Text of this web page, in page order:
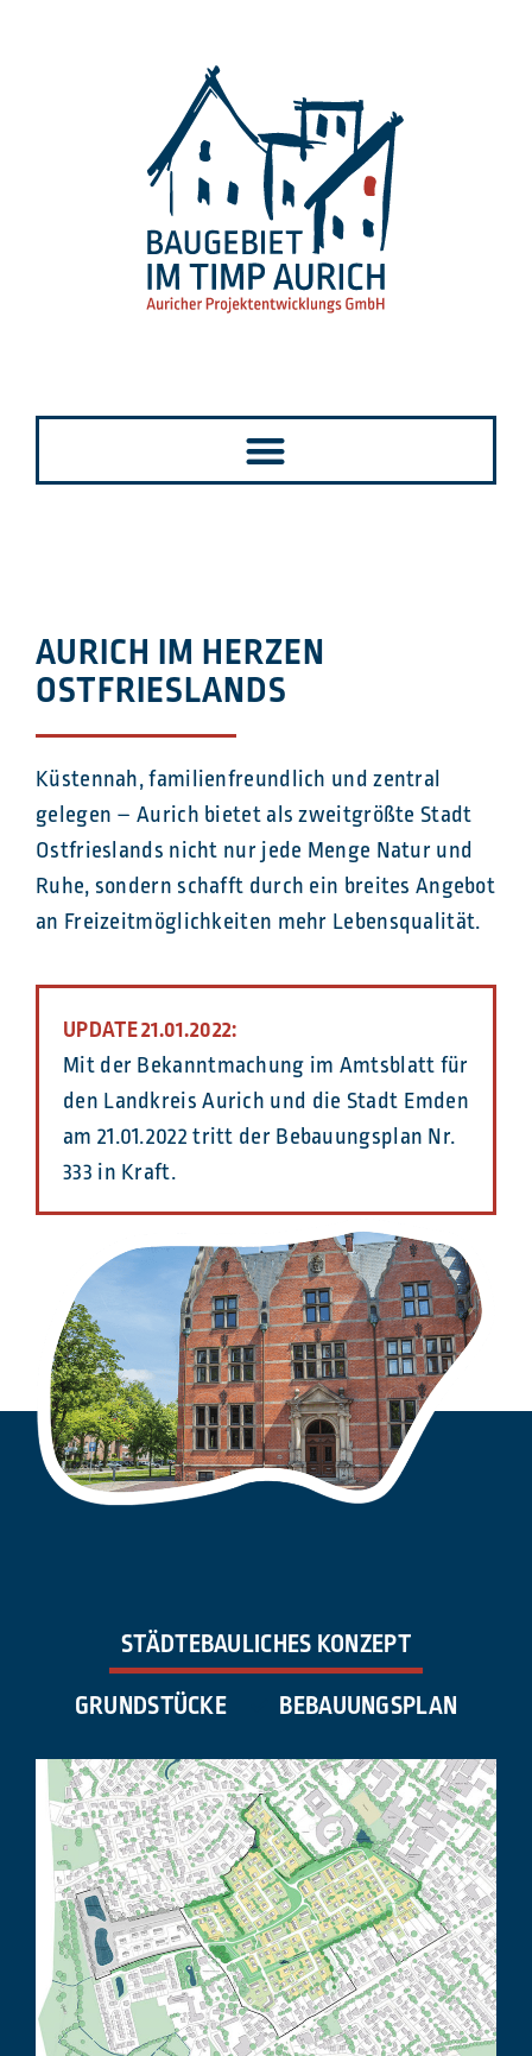
AURICH IM HERZEN
OSTFRIESLANDS
Küstennah, familienfreundlich und zentral
gelegen – Aurich bietet als zweitgrößte Stadt
Ostfrieslands nicht nur jede Menge Natur und
Ruhe, sondern schafft durch ein breites Angebot
an Freizeitmöglichkeiten mehr Lebensqualität.
UPDATE 21.01.2022:
Mit der Bekanntmachung im Amtsblatt für
den Landkreis Aurich und die Stadt Emden
am 21.01.2022 tritt der Bebauungsplan Nr.
333 in Kraft.
STÄDTEBAULICHES KONZEPT
GRUNDSTÜCKE
BEBAUUNGSPLAN